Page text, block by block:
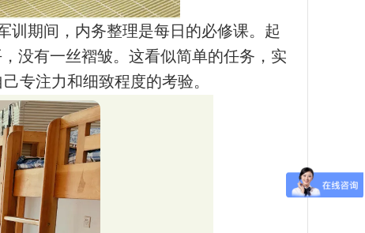
训期间，内务整理是每日的必修课。起
没有一丝褶皱。这看似简单的任务，实
专注力和细致程度的考验。